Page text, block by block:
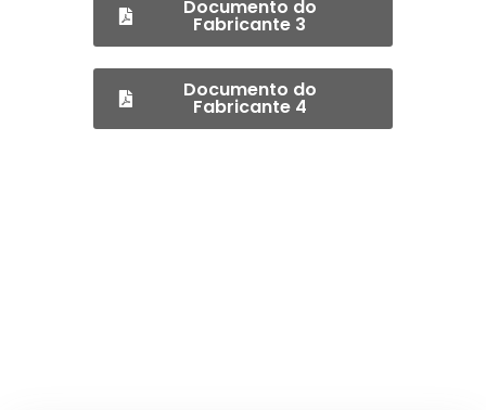
Documento do
Fabricante 3
Documento do
Fabricante 4